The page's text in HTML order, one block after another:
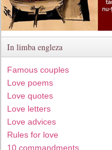
In limba engleza
Famous couples
Love poems
Love quotes
Love letters
Love advices
Rules for love
10 commandments